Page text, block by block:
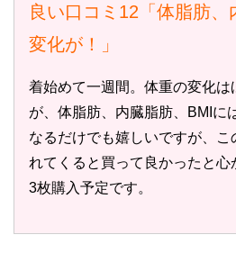
良い口コミ12「体脂肪、
変化が！」
着始めて一週間。体重の変化は
が、体脂肪、内臓脂肪、BMIに
なるだけでも嬉しいですが、
れてくると買って良かったと心
3枚購入予定です。